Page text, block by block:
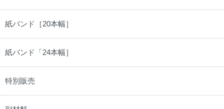
紙バンド［20本幅］
紙バンド「24本幅］
特別販売